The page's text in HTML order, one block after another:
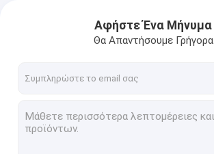
Αφήστε Ένα Μήνυμα
Θα Απαντήσουμε Γρήγορα